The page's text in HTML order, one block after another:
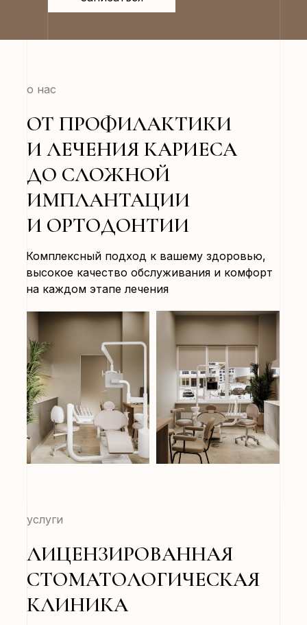
о нас
Комплексный подход к вашему здоровью,
высокое качество обслуживания и комфорт
на каждом этапе лечения
ОТ ПРОФИЛАКТИКИ
И ЛЕЧЕНИЯ КАРИЕСА
ДО СЛОЖНОЙ
ИМПЛАНТАЦИИ
И ОРТОДОНТИИ
услуги
ЛИЦЕНЗИРОВАННАЯ
СТОМАТОЛОГИЧЕСКАЯ
КЛИНИКА